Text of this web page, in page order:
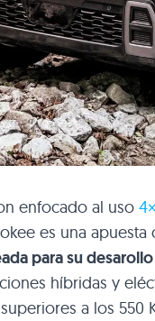
enfocado al uso
es una
para su
híbridas y
a los 550